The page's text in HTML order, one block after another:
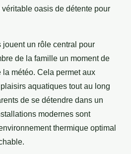
véritable oasis de détente pour
jouent un rôle central pour
de la famille un moment de
météo. Cela permet aux
aquatiques tout au long
de se détendre dans un
modernes sont
thermique optimal